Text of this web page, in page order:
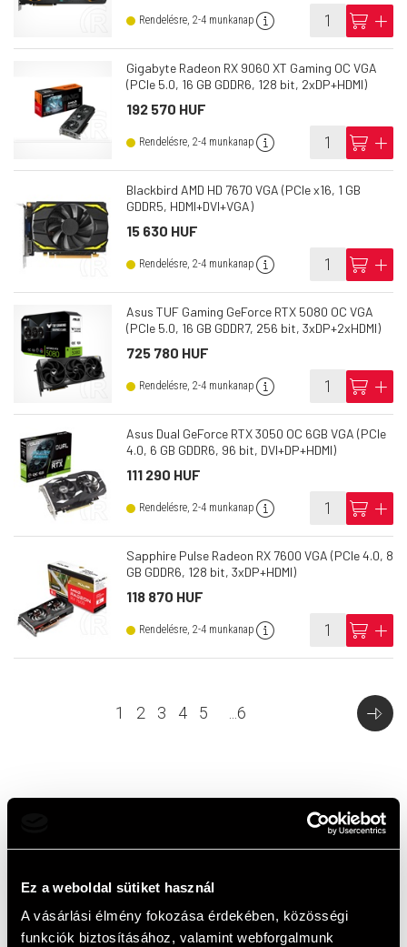
Ez a weboldal sütiket használ
A vásárlási élmény fokozása érdekében, közösségi
funkciók biztosításához, valamint webforgalmunk
Rendelésre, 2-4 munkanap info cart add
Gigabyte Radeon RX 9060 XT Gaming OC VGA
(PCIe 5.0, 16 GB GDDR6, 128 bit, 2xDP+HDMI)
192 570 HUF
Rendelésre, 2-4 munkanap info cart add
Blackbird AMD HD 7670 VGA (PCIe x16, 1 GB
GDDR5, HDMI+DVI+VGA)
15 630 HUF
Rendelésre, 2-4 munkanap info cart add
Asus TUF Gaming GeForce RTX 5080 OC VGA
(PCIe 5.0, 16 GB GDDR7, 256 bit, 3xDP+2xHDMI)
725 780 HUF
Rendelésre, 2-4 munkanap info cart add
Asus Dual GeForce RTX 3050 OC 6GB VGA (PCIe
4.0, 6 GB GDDR6, 96 bit, DVI+DP+HDMI)
111 290 HUF
Rendelésre, 2-4 munkanap info cart add
Sapphire Pulse Radeon RX 7600 VGA (PCIe 4.0, 8
GB GDDR6, 128 bit, 3xDP+HDMI)
118 870 HUF
Rendelésre, 2-4 munkanap info cart add
1 2 3 4 5 6